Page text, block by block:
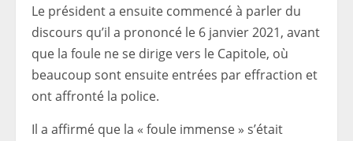
Le président a ensuite commencé à parler du
discours qu’il a prononcé le 6 janvier 2021, avant
que la foule ne se dirige vers le Capitole, où
beaucoup sont ensuite entrées par effraction et
ont affronté la police.
Il a affirmé que la « foule immense » s’était